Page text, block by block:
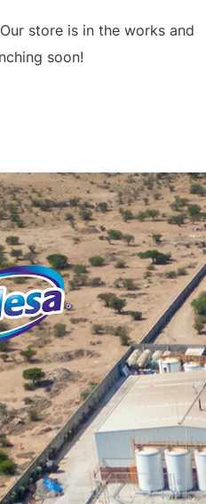
store is in the works and
soon!